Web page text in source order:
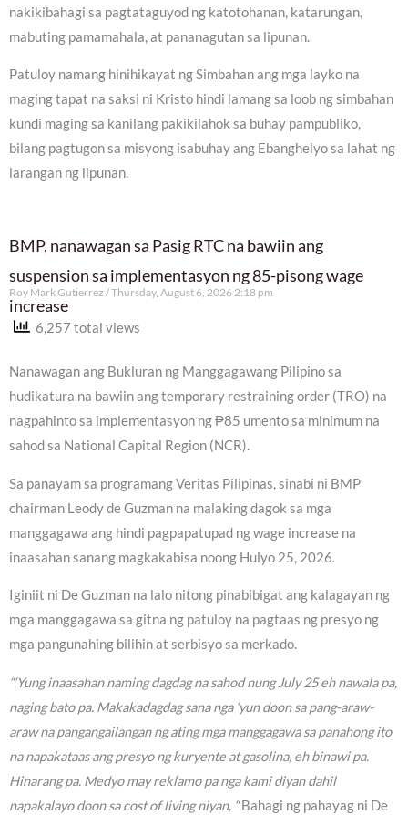
nakikibahagi sa pagtataguyod ng katotohanan, katarungan,
mabuting pamamahala, at pananagutan sa lipunan.
Patuloy namang hinihikayat ng Simbahan ang mga layko na
maging tapat na saksi ni Kristo hindi lamang sa loob ng simbahan
kundi maging sa kanilang pakikilahok sa buhay pampubliko,
bilang pagtugon sa misyong isabuhay ang Ebanghelyo sa lahat ng
larangan ng lipunan.
BMP, nanawagan sa Pasig RTC na bawiin ang
suspension sa implementasyon ng 85-pisong wage
increase
Roy Mark Gutierrez Thursday, August 6, 2026 2:18 pm
6,257 total views
Nanawagan ang Bukluran ng Manggagawang Pilipino sa
hudikatura na bawiin ang temporary restraining order (TRO) na
nagpahinto sa implementasyon ng ₱85 umento sa minimum na
sahod sa National Capital Region (NCR).
Sa panayam sa programang Veritas Pilipinas, sinabi ni BMP
chairman Leody de Guzman na malaking dagok sa mga
manggagawa ang hindi pagpapatupad ng wage increase na
inaasahan sanang magkakabisa noong Hulyo 25, 2026.
Iginiit ni De Guzman na lalo nitong pinabibigat ang kalagayan ng
mga manggagawa sa gitna ng patuloy na pagtaas ng presyo ng
mga pangunahing bilihin at serbisyo sa merkado.
“‘Yung inaasahan naming dagdag na sahod nung July 25 eh nawala pa,
naging bato pa. Makakadagdag sana nga ‘yun doon sa pang-araw-
araw na pangangailangan ng ating mga manggagawa sa panahong ito
na napakataas ang presyo ng kuryente at gasolina, eh binawi pa.
Hinarang pa. Medyo may reklamo pa nga kami diyan dahil
napakalayo doon sa cost of living niyan, “Bahagi ng pahayag ni De